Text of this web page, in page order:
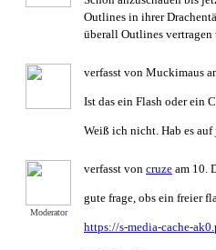
Outlines in ihrer
überall Outlines vertragen
verfasst von Muckimaus
Ist das ein Flash oder ein
Weiß ich nicht. Hab es auf
Moderator
verfasst von cruze am 10.
gute frage, obs ein freier
https://s-media-cache-